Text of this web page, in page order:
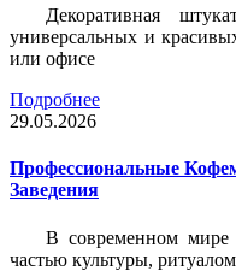
Декоративная
универсальных и
или офисе
Подробнее
29.05.2026
Профессиональные
Заведения
В современном мире
частью культуры,